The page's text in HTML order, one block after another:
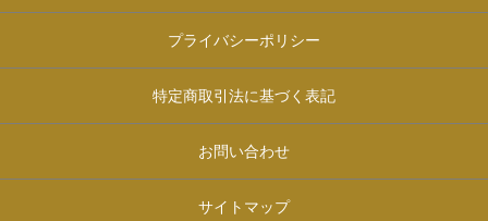
プライバシーポリシー
特定商取引法に基づく表記
お問い合わせ
サイトマップ